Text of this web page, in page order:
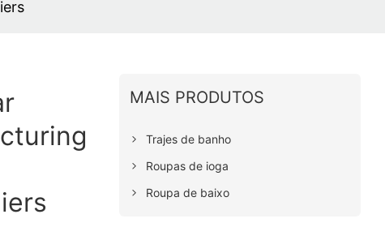
MAIS PRODUTOS
Trajes de banho
Roupas de ioga
Roupa de baixo